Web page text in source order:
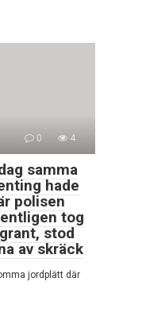
0 4
samma
hade
polisen
tog
stod
av skräck
jordplätt där